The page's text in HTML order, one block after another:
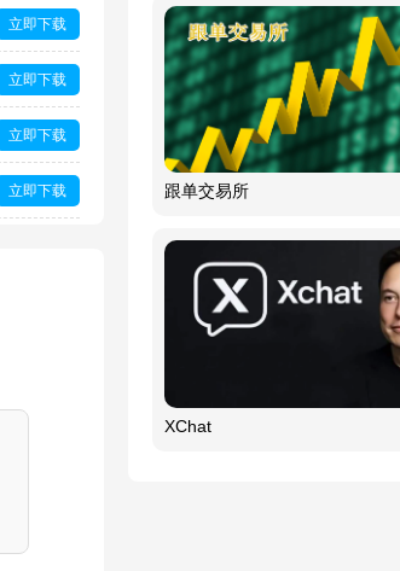
立即下载
立即下载
立即下载
立即下载 跟单交易所
XChat